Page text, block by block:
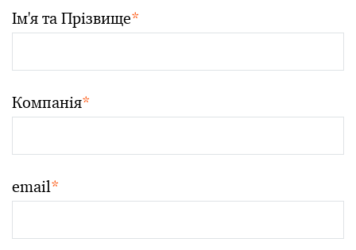
Ім'я та Прізвище*
Компанія*
email*